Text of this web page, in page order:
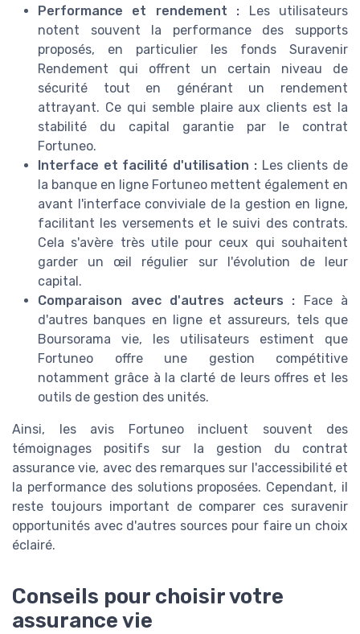
Performance et rendement : Les utilisateurs
notent souvent la performance des supports
proposés, en particulier les fonds Suravenir
Rendement qui offrent un certain niveau de
sécurité tout en générant un rendement
attrayant. Ce qui semble plaire aux clients est la
stabilité du capital garantie par le contrat
Fortuneo.
Interface et facilité d'utilisation :Les clients de
la banque en ligne Fortuneo mettent également en
avant l'interface conviviale de la gestion en ligne,
facilitant les versements et le suivi des contrats.
Cela s'avère très utile pour ceux qui souhaitent
garder un œil régulier sur l'évolution de leur
capital.
Comparaison avec d'autres acteurs : Face à
d'autres banques en ligne et assureurs, tels que
Boursorama vie, les utilisateurs estiment que
Fortuneo offre une gestion compétitive
notamment grâce à la clarté de leurs offres et les
outils de gestion des unités.
Ainsi, les avis Fortuneo incluent souvent des
témoignages positifs sur la gestion du contrat
assurance vie, avec des remarques sur l'accessibilité et
la performance des solutions proposées. Cependant, il
reste toujours important de comparer ces suravenir
opportunités avec d'autres sources pour faire un choix
éclairé.
Conseils pour choisir votre
assurance vie